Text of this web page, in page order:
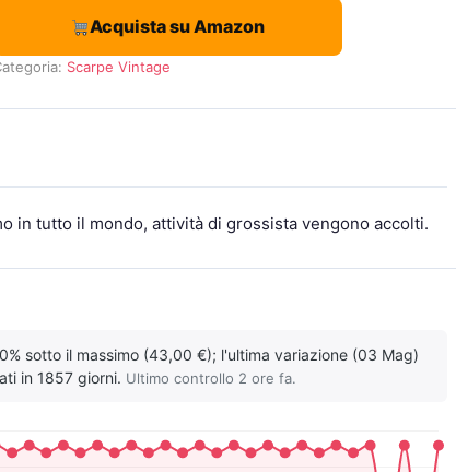
Acquista su Amazon
Scarpe Vintage
in tutto il mondo, attività di grossista vengono accolti.
sotto il massimo (43,00 €); l'ultima variazione (03 Mag)
in 1857 giorni. Ultimo controllo 2 ore fa.